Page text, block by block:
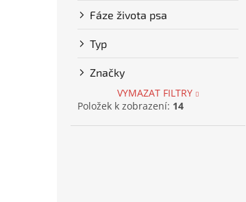
Fáze života psa
Typ
Značky
VYMAZAT FILTRY
Položek k zobrazení: 14